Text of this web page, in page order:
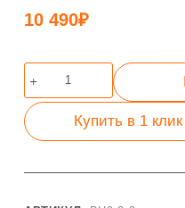
10 490₽
Количество
товара
Двухсторонняя
буклетница
в
сумке
Купить в 1 клик